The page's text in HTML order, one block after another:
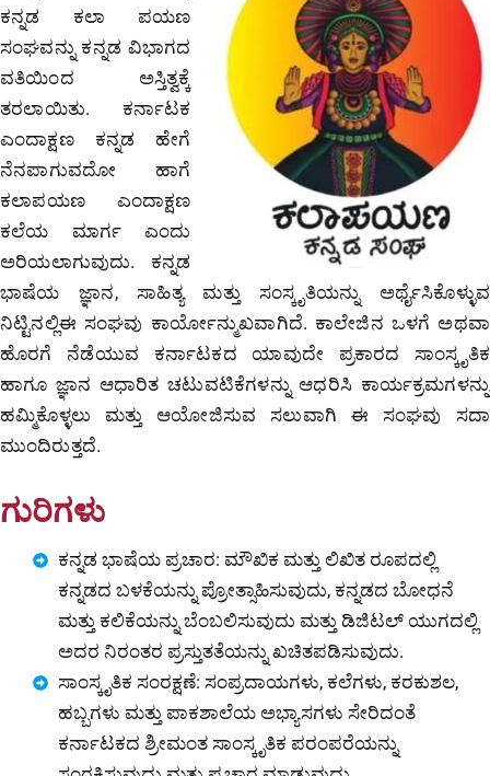
ಕನ್ನಡ ಕಲಾ ಪಯಣ
ಸಂಘವನ್ನು ಕನ್ನಡ ವಿಭಾಗದ
ವತಿಯಿಂದ ಅಸ್ತಿತ್ವಕ್ಕೆ
ತರಲಾಯಿತು. ಕರ್ನಾಟಕ
ಎಂದಾಕ್ಷಣ ಕನ್ನಡ ಹೇಗೆ
ನೆನಪಾಗುವದೋ ಹಾಗೆ
ಕಲಾಪಯಣ ಎಂದಾಕ್ಷಣ
ಕಲೆಯ ಮಾರ್ಗ ಎಂದು
ಅರಿಯಲಾಗುವುದು. ಕನ್ನಡ
ಭಾಷೆಯ ಜ್ಞಾನ, ಸಾಹಿತ್ಯ ಮತ್ತು ಸಂಸ್ಕೃತಿಯನ್ನು ಅರ್ಥೈಸಿಕೊಳ್ಳುವ
ನಿಟ್ಟಿನಲ್ಲಿಈ ಸಂಘವು ಕಾರ್ಯೋನ್ಮುಖವಾಗಿದೆ. ಕಾಲೇಜಿನ ಒಳಗೆ ಅಥವಾ
ಹೊರಗೆ ನೆಡೆಯುವ ಕರ್ನಾಟಕದ ಯಾವುದೇ ಪ್ರಕಾರದ ಸಾಂಸ್ಕೃತಿಕ
ಹಾಗೂ ಜ್ಞಾನ ಆಧಾರಿತ ಚಟುವಟಿಕೆಗಳನ್ನು ಆಧರಿಸಿ ಕಾರ್ಯಕ್ರಮಗಳನ್ನು
ಹಮ್ಮಿಕೊಳ್ಳಲು ಮತ್ತು ಆಯೋಜಿಸುವ ಸಲುವಾಗಿ ಈ ಸಂಘವು ಸದಾ
ಮುಂದಿರುತ್ತದೆ.
ಗುರಿಗಳು
ಕನ್ನಡ ಭಾಷೆಯ ಪ್ರಚಾರ: ಮೌಖಿಕ ಮತ್ತು ಲಿಖಿತ ರೂಪದಲ್ಲಿ
ಕನ್ನಡದ ಬಳಕೆಯನ್ನು ಪ್ರೋತ್ಸಾಹಿಸುವುದು, ಕನ್ನಡದ ಬೋಧನೆ
ಮತ್ತು ಕಲಿಕೆಯನ್ನು ಬೆಂಬಲಿಸುವುದು ಮತ್ತು ಡಿಜಿಟಲ್ ಯುಗದಲ್ಲಿ
ಅದರ ನಿರಂತರ ಪ್ರಸ್ತುತತೆಯನ್ನು ಖಚಿತಪಡಿಸುವುದು.
ಸಾಂಸ್ಕೃತಿಕ ಸಂರಕ್ಷಣೆ: ಸಂಪ್ರದಾಯಗಳು, ಕಲೆಗಳು, ಕರಕುಶಲ,
ಹಬ್ಬಗಳು ಮತ್ತು ಪಾಕಶಾಲೆಯ ಅಭ್ಯಾಸಗಳು ಸೇರಿದಂತೆ
ಕರ್ನಾಟಕದ ಶ್ರೀಮಂತ ಸಾಂಸ್ಕೃತಿಕ ಪರಂಪರೆಯನ್ನು